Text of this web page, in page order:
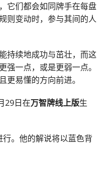
它们都会如同牌手在每盘
则变动时，参与其间的人
持续地成功与茁壮，而这
一点，或是更弱一点。
易懂的方向前进。
29日在万智牌线上版生
。他的解说将以蓝色背